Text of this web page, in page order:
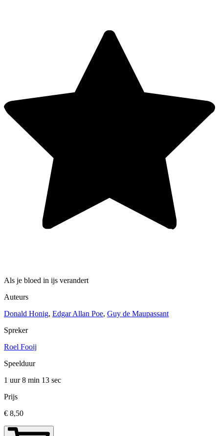
Als je bloed in ijs verandert
Auteurs
Donald Honig, Edgar Allan Poe, Guy de Maupassant
Spreker
Roel Fooij
Speelduur
1 uur 8 min 13 sec
Prijs
€ 8,50